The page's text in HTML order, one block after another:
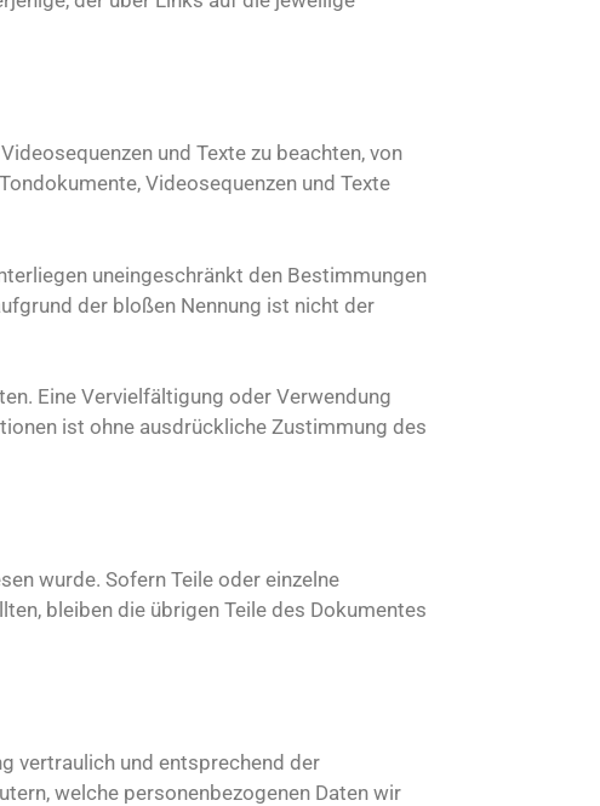
und Texte zu beachten, von
Videosequenzen und Texte
uneingeschränkt den Bestimmungen
der bloßen Nennung ist nicht der
Eine Vervielfältigung oder Verwendung
ist ohne ausdrückliche Zustimmung des
wurde. Sofern Teile oder einzelne
bleiben die übrigen Teile des Dokumentes
vertraulich und entsprechend der
welche personenbezogenen Daten wir